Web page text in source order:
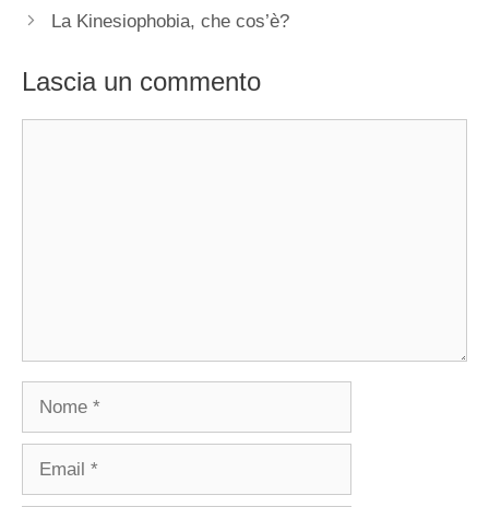
La Kinesiophobia, che cos’è?
Lascia un commento